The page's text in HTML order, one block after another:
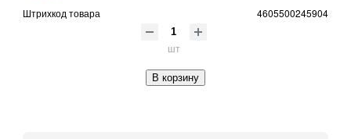
Штрихкод товара 4605500245904
шт
В корзину